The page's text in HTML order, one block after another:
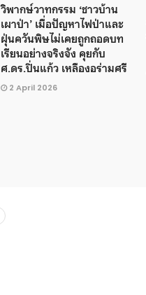
วิพากษ์วาทกรรม ‘ชาวบ้าน
เผาป่า’ เมื่อปัญหาไฟป่าและ
ฝุ่นควันพิษไม่เคยถูกถอดบท
เรียนอย่างจริงจัง คุยกับ
ศ.ดร.ปิ่นแก้ว เหลืองอร่ามศรี
2 April 2026